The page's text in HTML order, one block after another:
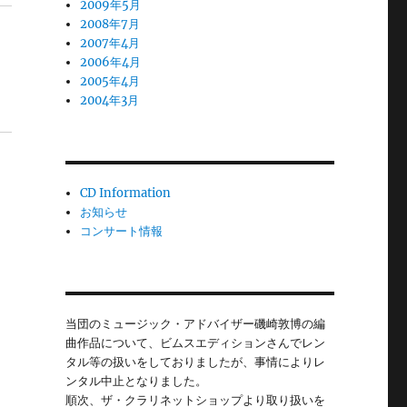
2009年5月
2008年7月
2007年4月
2006年4月
2005年4月
2004年3月
CD Information
お知らせ
コンサート情報
当団のミュージック・アドバイザー磯崎敦博の編
曲作品について、ビムスエディションさんでレン
タル等の扱いをしておりましたが、事情によりレ
ンタル中止となりました。
順次、ザ・クラリネットショップより取り扱いを